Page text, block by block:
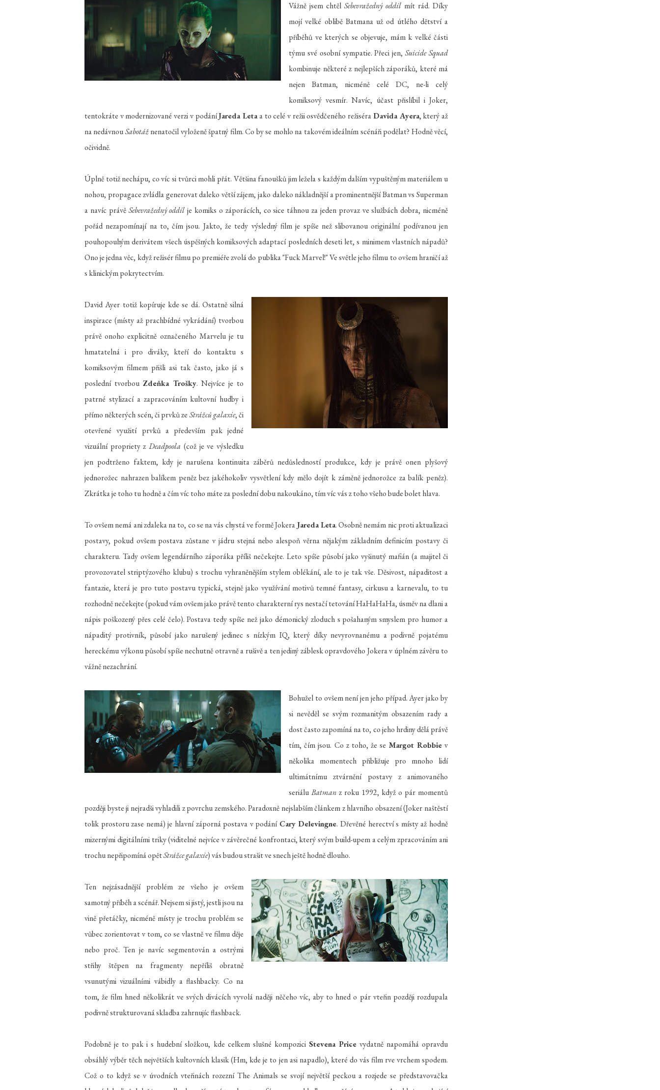
Vážně jsem chtěl Sebevražedný oddíl mít rád. Díky
mojí velké oblibě Batmana už od útlého dětství a
příběhů ve kterých se objevuje, mám k velké části
týmu své osobní sympatie. Přeci jen,Suicide Squad
kombinuje některé z nejlepších záporáků, které má
nejen Batman, nicméně celé DC, ne-li celý
komiksový vesmír. Navíc, účast přislíbil i Joker,
tentokráte v modernizované verzi v podáníJareda Letaa to celé v režii osvědčeného režiséraDavida Ayera, který až
na nedávnouSabotážnenatočil vyloženě špatný film. Co by se mohlo na takovém ideálním scénáři podělat? Hodně věcí,
očividně.
Úplně totiž nechápu, co víc si tvůrci mohli přát. Většina fanoušků jim ležela s každým dalším vypuštěným materiálem u
nohou, propagace zvládla generovat daleko větší zájem, jako daleko nákladnější a prominentnější Batman vs Superman
a navíc právě Sebevražedný oddílje komiks o záporácích, co sice táhnou za jeden provaz ve službách dobra, nicméně
pořád nezapomínají na to, čím jsou. Jakto, že tedy výsledný film je spíše než slibovanou originální podívanou jen
pouhopouhým derivátem všech úspěšných komiksových adaptací posledních deseti let, s minimem vlastních nápadů?
Ono je jedna věc, když režisér filmu po premiéře zvolá do publika "Fuck Marvel!" Ve světle jeho filmu to ovšem hraničí až
s klinickým pokrytectvím.
David Ayer totiž kopíruje kde se dá. Ostatně silná
inspirace (místy až prachbídné vykrádání) tvorbou
právě onoho explicitně označeného Marvelu je tu
hmatatelná i pro diváky, kteří do kontaktu s
komiksovým filmem přišli asi tak často, jako já s
poslední tvorbouZdeňka Trošky. Nejvíce je to
patrné stylizací a zapracováním kultovní hudby i
přímo některých scén, či prvků ze Strážců galaxie, či
otevřené využití prvků a především pak jedné
vizuální propriety zDeadpoola (což je ve výsledku
jen podtrženo faktem, kdy je narušena kontinuita záběrů nedůsledností produkce, kdy je právě onen plyšový
jednorožec nahrazen balíkem peněz bez jakéhokoliv vysvětlení kdy mělo dojít k záměně jednorožce za balík peněz).
Zkrátka je toho tu hodně a čím víc toho máte za poslední dobu nakoukáno, tím víc vás z toho všeho bude bolet hlava.
To ovšem nemá ani zdaleka na to, co se na vás chystá ve formě JokeraJareda Leta. Osobně nemám nic proti aktualizaci
postavy, pokud ovšem postava zůstane v jádru stejná nebo alespoň věrna nějakým základním definicím postavy či
charakteru. Tady ovšem legendárního záporáka příliš nečekejte. Leto spíše působí jako vyšinutý mafián (a majitel či
provozovatel striptýzového klubu) s trochu vyhraněnějším stylem oblékání, ale to je tak vše. Děsivost, nápaditost a
fantazie, která je pro tuto postavu typická, stejně jako využívání motivů temné fantasy, cirkusu a karnevalu, to tu
rozhodně nečekejte (pokud vám ovšem jako právě tento charakterní rys nestačí tetování HaHaHaHa, úsměv na dlani a
nápis poškozený přes celé čelo). Postava tedy spíše než jako démonický zloduch s pošahaným smyslem pro humor a
nápaditý protivník, působí jako narušený jedinec s nízkým IQ, který díky nevyrovnanému a podivně pojatému
hereckému výkonu působí spíše nechutně otravně a rušivě a ten jediný záblesk opravdového Jokera v úplném závěru to
vážně nezachrání.
Bohužel to ovšem není jen jeho případ. Ayer jako by
si nevěděl se svým rozmanitým obsazením rady a
dost často zapomíná na to, co jeho hrdiny dělá právě
tím, čím jsou. Co z toho, že se Margot Robbiev
několika momentech přibližuje pro mnoho lidí
ultimátnímu ztvárnění postavy z animovaného
seriálu Batman z roku 1992, když o pár momentů
později byste ji nejradši vyhladili z povrchu zemského. Paradoxně nejslabším článkem z hlavního obsazení (Joker naštěstí
tolik prostoru zase nemá) je hlavní záporná postava v podání Cary Delevingne. Dřevěné herectví s místy až hodně
mizernými digitálními triky (viditelné nejvíce v závěrečné konfrontaci, který svým build-upem a celým zpracováním ani
trochu nepřipomíná opětStrážce galaxie) vás budou strašit ve snech ještě hodně dlouho.
Ten nejzásadnější problém ze všeho je ovšem
samotný příběh a scénář. Nejsem si jistý, jestli jsou na
vině přetáčky, nicméně místy je trochu problém se
vůbec zorientovat v tom, co se vlastně ve filmu děje
nebo proč. Ten je navíc segmentován a ostrými
střihy štěpen na fragmenty nepříliš obratně
vsunutými vizuálními vábidly a flashbacky. Co na
tom, že film hned několikrát ve svých divácích vyvolá naději něčeho víc, aby to hned o pár vteřin později rozdupala
podivně strukturovaná skladba zahrnujíc flashback.
Podobně je to pak i s hudební složkou, kde celkem slušné kompozici Stevena Pricevydatně napomáhá opravdu
obsáhlý výběr těch největších kultovních klasik (Hm, kde je to jen asi napadlo), které do vás film rve vrchem spodem.
Což o to když se v úvodních vteřinách rozezní The Animals se svojí největší peckou a rozjede se představovačka